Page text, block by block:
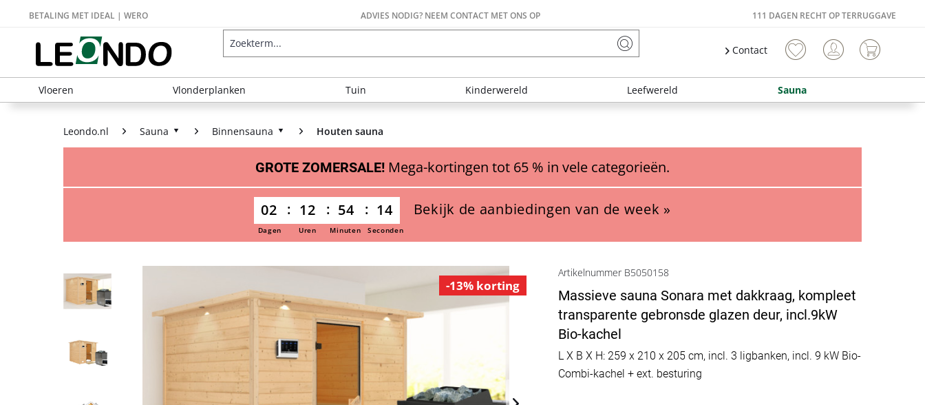
BETALING MET IDEAL | WERO ADVIES NODIG? NEEM CONTACT MET ONS OP 111 DAGEN RECHT OP TERRUGGAVE
Contact
Vloeren Vlonderplanken Tuin Kinderwereld Leefwereld Sauna
Leondo.nl Sauna Binnensauna Houten sauna
GROTE ZOMERSALE! Mega-kortingen tot 65 % in vele categorieën.
02 12 54 13
Dagen Uren Minuten Seconden
Bekijk de aanbiedingen van de week »
-13% korting
Artikelnummer B5050158
Massieve sauna Sonara met dakkraag, kompleet
transparente gebronsde glazen deur, incl.9kW
Bio-kachel
L X B X H: 259 x 210 x 205 cm, incl. 3 ligbanken, incl. 9 kW Bio-
Combi-kachel + ext. besturing